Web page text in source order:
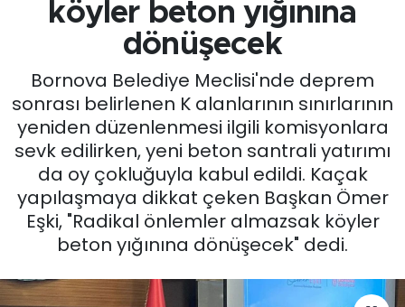
köyler beton yığınına
dönüşecek
Bornova Belediye Meclisi'nde deprem
sonrası belirlenen K alanlarının sınırlarının
yeniden düzenlenmesi ilgili komisyonlara
sevk edilirken, yeni beton santrali yatırımı
da oy çokluğuyla kabul edildi. Kaçak
yapılaşmaya dikkat çeken Başkan Ömer
Eşki, "Radikal önlemler almazsak köyler
beton yığınına dönüşecek" dedi.
EĞİTİM
English News
GÜNCEL
KÜLTÜR SANAT
MAGAZİN
POLİTİKA
Tüm Manşetler
Son Dakika Haberleri
Haber Arşivi